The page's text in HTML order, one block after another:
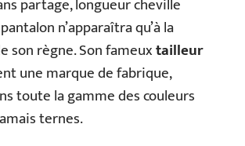
n’apparaîtra qu’à la
son règne. Son fameuxtailleur
une marque de fabrique,
toute la gamme des couleurs
ternes.